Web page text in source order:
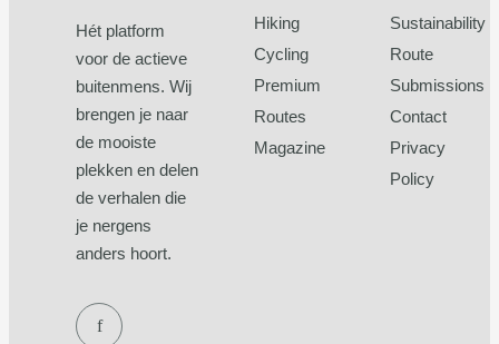
Hét platform
voor de actieve
buitenmens. Wij
brengen je naar
de mooiste
plekken en delen
de verhalen die
je nergens
anders hoort.
f
Hiking
Cycling
Premium
Routes
Magazine
Sustainability
Route
Submissions
Contact
Privacy
Policy